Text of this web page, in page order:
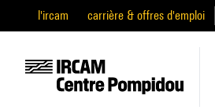
l'ircam carrière & offres d'emploi